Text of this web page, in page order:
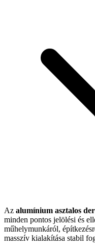
Az alumínium asztalos
minden pontos jelölési és
műhelymunkáról,
masszív kialakítása stabil